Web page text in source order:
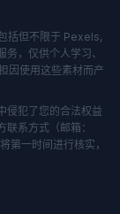
括但不限于 Pexels,
，仅供个人学习、
因使用这些素材而产
侵犯了您的合法权益
系方式（邮箱：
一时间进行核实，